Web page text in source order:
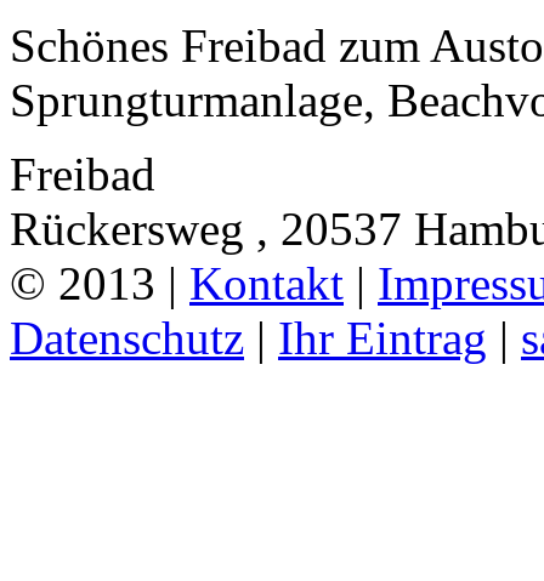
Schönes Freibad zum
Sprungturmanlage,
Freibad
Rückersweg , 20537
© 2013 | Kontakt |
Datenschutz | Ihr Eintrag |